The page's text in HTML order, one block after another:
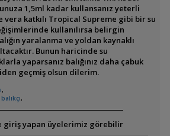
1,5ml kadar kullansanız yeterli
vera katkılı Tropical Supreme gibi bir su
kullanılırsa belirgin
yaralanma ve yoldan kaynaklı
Bunun haricinde su
yaparsanız balığınız daha çabuk
geçmiş olsun dilerim.
,
,
giriş yapan üyelerimiz görebilir